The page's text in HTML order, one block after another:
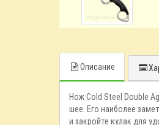
Описание
Нож Cold Steel Double
шее. Его наиболее
и закройте кулак для